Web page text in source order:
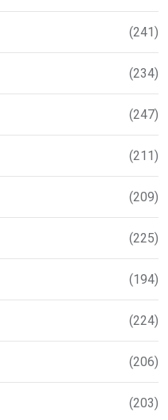
(241)
(234)
(247)
(211)
(209)
(225)
(194)
(224)
(206)
(203)